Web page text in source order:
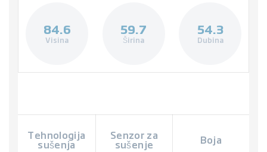
84.6
Visina
59.7
Širina
54.3
Dubina
Tehnologija
sušenja
Senzor za
sušenje Boja